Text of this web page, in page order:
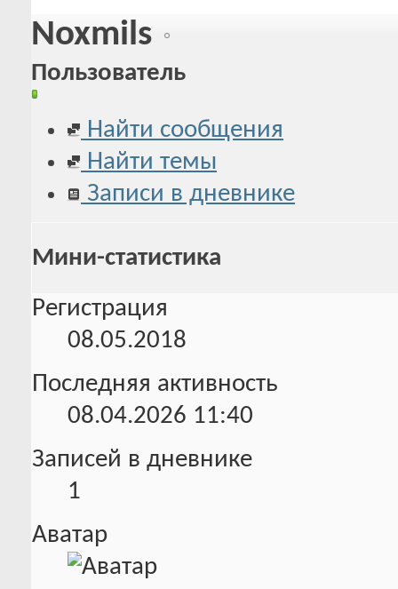
Noxmils
Пользователь
Найти сообщения
Найти темы
Записи в дневнике
Мини-статистика
Регистрация
08.05.2018
Последняя активность
08.04.2026 11:40
Записей в дневнике
1
Аватар